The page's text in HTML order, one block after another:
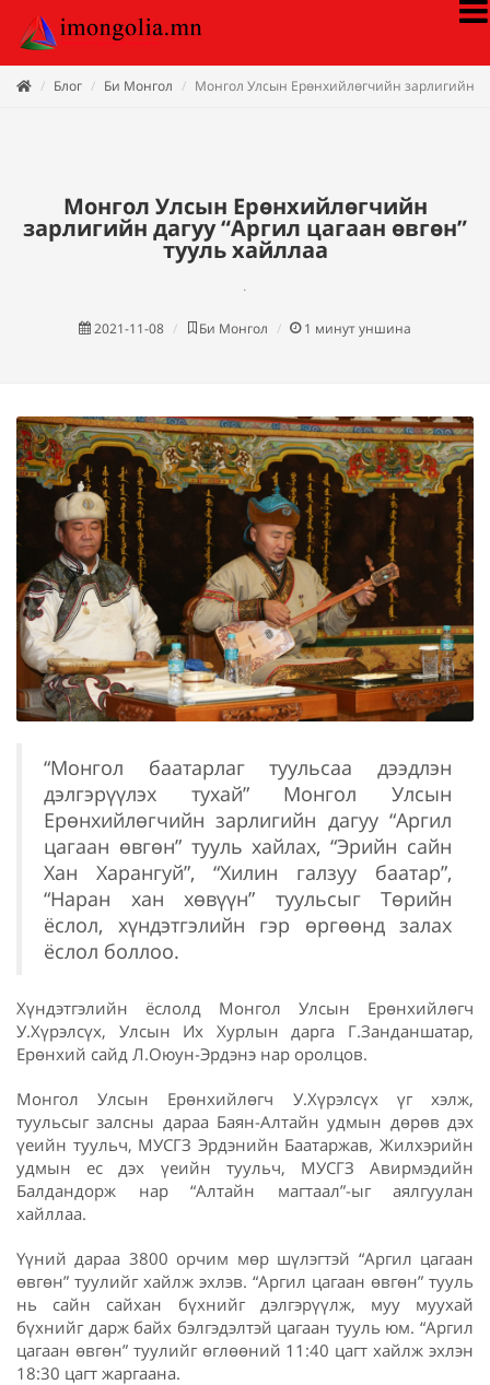
Блог Би Монгол Монгол Улсын Ерөнхийлөгчийн зарлигийн
Монгол Улсын Ерөнхийлөгчийн
зарлигийн дагуу “Аргил цагаан өвгөн”
тууль хайллаа
.
2021-11-08 Би Монгол 1 минут уншина
“Монгол баатарлаг туульсаа дээдлэн
дэлгэрүүлэх тухай” Монгол Улсын
Ерөнхийлөгчийн зарлигийн дагуу “Аргил
цагаан өвгөн” тууль хайлах, “Эрийн сайн
Хан Харангуй”, “Хилин галзуу баатар”,
“Наран хан хөвүүн” туульсыг Төрийн
ёслол, хүндэтгэлийн гэр өргөөнд залах
ёслол боллоо.
Хүндэтгэлийн ёслолд Монгол Улсын Ерөнхийлөгч
У.Хүрэлсүх, Улсын Их Хурлын дарга Г.Занданшатар,
Ерөнхий сайд Л.Оюун-Эрдэнэ нар оролцов.
Монгол Улсын Ерөнхийлөгч У.Хүрэлсүх үг хэлж,
туульсыг залсны дараа Баян-Алтайн удмын дөрөв дэх
үеийн туульч, МУСГЗ Эрдэнийн Баатаржав, Жилхэрийн
удмын ес дэх үеийн туульч, МУСГЗ Авирмэдийн
Балдандорж нар “Алтайн магтаал”-ыг аялгуулан
хайллаа.
Үүний дараа 3800 орчим мөр шүлэгтэй “Аргил цагаан
өвгөн” туулийг хайлж эхлэв. “Аргил цагаан өвгөн” тууль
нь сайн сайхан бүхнийг дэлгэрүүлж, муу муухай
бүхнийг дарж байх бэлгэдэлтэй цагаан тууль юм. “Аргил
цагаан өвгөн” туулийг өглөөний 11:40 цагт хайлж эхлэн
18:30 цагт жаргаана.